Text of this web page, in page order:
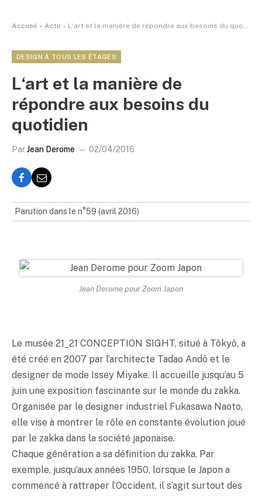
Accueil » Actu » L‘art et la manière de répondre aux besoins du quotidien
DESIGN À TOUS LES ÉTAGES
L‘art et la manière de
répondre aux besoins du
quotidien
ParJean Derome 02/04/2016
Parution dans le n°59 (avril 2016)
Jean Derome pour Zoom Japon
Le musée 21_21 CONCEPTION SIGHT, situé à Tôkyô, a
été créé en 2007 par l’architecte Tadao Andô et le
designer de mode Issey Miyake. Il accueille jusqu’au 5
juin une exposition fascinante sur le monde du zakka.
Organisée par le designer industriel Fukasawa Naoto,
elle vise à montrer le rôle en constante évolution joué
par le zakka dans la société japonaise.
Chaque génération a sa définition du zakka. Par
exemple, jusqu’aux années 1950, lorsque le Japon a
commencé à rattraper l’Occident, il s’agit surtout des